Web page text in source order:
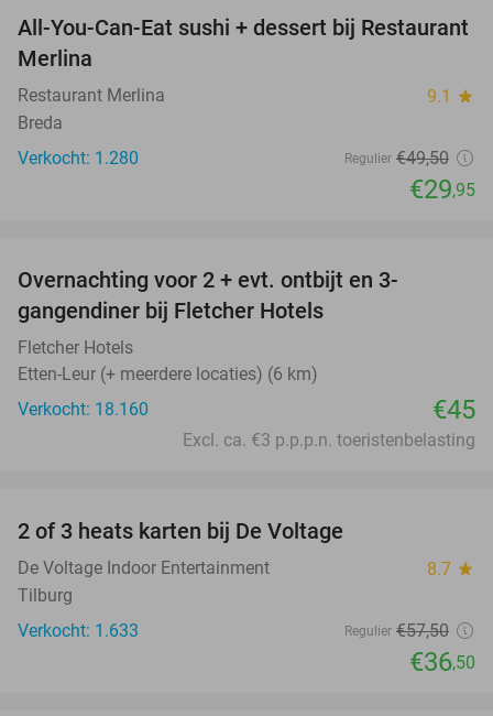
39%
All-You-Can-Eat sushi + dessert bij Restaurant
Merlina
Restaurant Merlina 9.1 star
Breda
Verkocht: 1.280
Regulier €49,50
€29,95
Overnachting voor 2 + evt. ontbijt en 3-
gangendiner bij Fletcher Hotels
Fletcher Hotels
Etten-Leur (+ meerdere locaties) (6 km)
Verkocht: 18.160
€45
Excl. ca. €3 p.p.p.n. toeristenbelasting
2 of 3 heats karten bij De Voltage
De Voltage Indoor Entertainment 8.7 star
Tilburg
Verkocht: 1.633
Regulier €57,50
€36,50